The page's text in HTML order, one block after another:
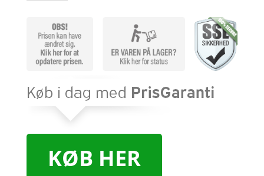
KØB HER